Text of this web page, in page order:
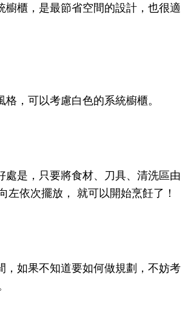
櫥櫃，是最節省空間的設計，也很適
格，可以考慮白色的系統櫥櫃。
處是，只要將食材、刀具、清洗區由
左依次擺放， 就可以開始烹飪了！
，如果不知道要如何做規劃，不妨考